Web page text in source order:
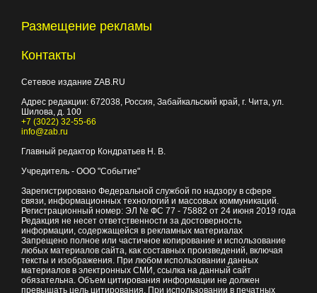
Размещение рекламы
Контакты
Сетевое издание ZAB.RU
Адрес редакции: 672038, Россия, Забайкальский край, г. Чита, ул.
Шилова, д. 100
+7 (3022) 32-55-66
info@zab.ru
Главный редактор Кондратьев Н. В.
Учредитель - ООО "Событие"
Зарегистрировано Федеральной службой по надзору в сфере
связи, информационных технологий и массовых коммуникаций.
Регистрационный номер: ЭЛ № ФС 77 - 75882 от 24 июня 2019 года
Редакция не несет ответственности за достоверность
информации, содержащейся в рекламных материалах
Запрещено полное или частичное копирование и использование
любых материалов сайта, как составных произведений, включая
тексты и изображения. При любом использовании данных
материалов в электронных СМИ, ссылка на данный сайт
обязательна. Объем цитирования информации не должен
превышать цель цитирования. При использовании в печатных